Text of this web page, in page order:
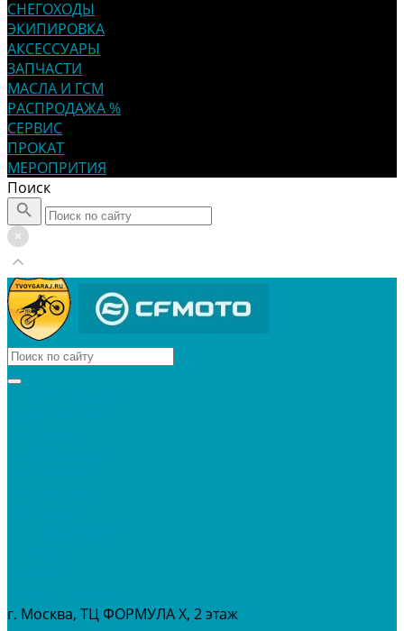
СНЕГОХОДЫ
ЭКИПИРОВКА
АКСЕССУАРЫ
ЗАПЧАСТИ
МАСЛА И ГСМ
РАСПРОДАЖА %
СЕРВИС
ПРОКАТ
МЕРОПРИТИЯ
Поиск
г. Москва, ТЦ ФОРМУЛА Х, 2 этаж